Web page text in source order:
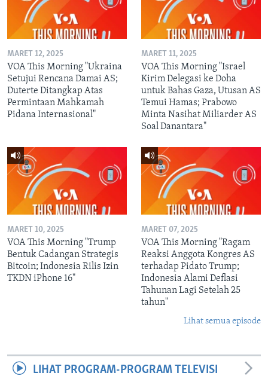
MARET 12, 2025
VOA This Morning "Ukraina
Setujui Rencana Damai AS;
Duterte Ditangkap Atas
Permintaan Mahkamah
Pidana Internasional"
MARET 11, 2025
VOA This Morning "Israel
Kirim Delegasi ke Doha
untuk Bahas Gaza, Utusan AS
Temui Hamas; Prabowo
Minta Nasihat Miliarder AS
Soal Danantara"
MARET 10, 2025
VOA This Morning "Trump
Bentuk Cadangan Strategis
Bitcoin; Indonesia Rilis Izin
TKDN iPhone 16"
MARET 07, 2025
VOA This Morning "Ragam
Reaksi Anggota Kongres AS
terhadap Pidato Trump;
Indonesia Alami Deflasi
Tahunan Lagi Setelah 25
tahun"
Lihat semua episode
LIHAT PROGRAM-PROGRAM TELEVISI